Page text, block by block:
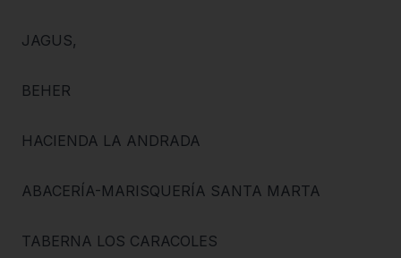
JAGUS,
BEHER
HACIENDA LA ANDRADA
ABACERÍA-MARISQUERÍA SANTA MARTA
TABERNA LOS CARACOLES